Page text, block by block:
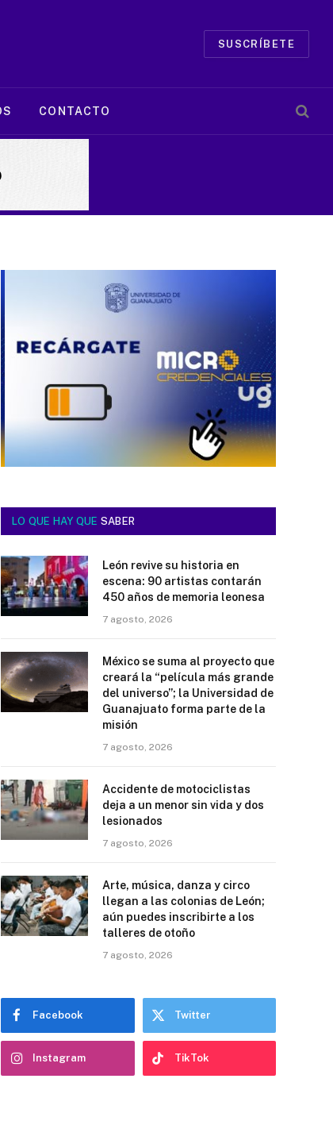
SUSCRÍBETE
CONTACTO
LO QUE HAY QUE SABER
León revive su historia en
escena: 90 artistas contarán
450 años de memoria leonesa
7 agosto, 2026
México se suma al proyecto que
creará la “película más grande
del universo”; la Universidad de
Guanajuato forma parte de la
misión
7 agosto, 2026
Accidente de motociclistas
deja a un menor sin vida y dos
lesionados
7 agosto, 2026
Arte, música, danza y circo
llegan a las colonias de León;
aún puedes inscribirte a los
talleres de otoño
7 agosto, 2026
Facebook Twitter
Instagram TikTok